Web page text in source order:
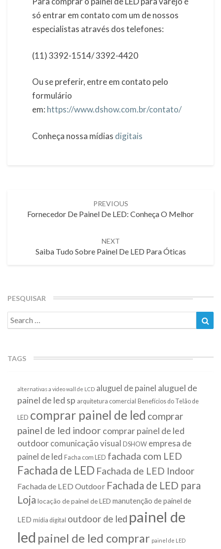
só entrar em contato com um de nossos
especialistas através dos telefones:
(11) 3392-1514/ 3392-4420
Ou se preferir, entre em contato pelo
formulário
em: https://www.dshow.com.br/contato/
Conheça nossa mídias digitais
PREVIOUS
Fornecedor De Painel De LED: Conheça O Melhor
NEXT
Saiba Tudo Sobre Painel De LED Para Óticas
PESQUISAR
Search
for:
TAGS
alternativas a video wall de LCD aluguel de painel aluguel de
painel de led sp arquitetura comercial Benefícios do Telão de
LED comprar painel de led comprar
painel de led indoor comprar painel de led
outdoor comunicação visual DSHOW empresa de
painel de led Facha com LED fachada com LED
Fachada de LED Fachada de LED Indoor
Fachada de LED Outdoor Fachada de LED para
Loja locação de painel de LED manutenção de painel de
LED mídia digital outdoor de led painel de
led painel de led comprar painel de LED